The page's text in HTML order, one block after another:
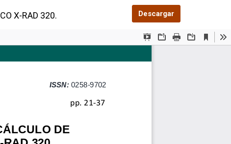
X-RAD 320. DescargarDescargar PDF